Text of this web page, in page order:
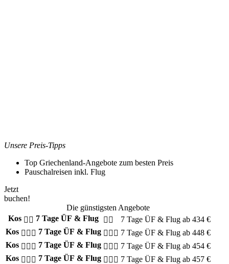
Unsere Preis-Tipps
Top Griechenland-Angebote zum besten Preis
Pauschalreisen inkl. Flug
Jetzt
buchen!
Die günstigsten Angebote
Kos
7 Tage ÜF & Flug 7 Tage ÜF & Flug ab 434 €
Kos
7 Tage ÜF & Flug 7 Tage ÜF & Flug ab 448 €
Kos
7 Tage ÜF & Flug 7 Tage ÜF & Flug ab 454 €
Kos
7 Tage ÜF & Flug 7 Tage ÜF & Flug ab 457 €